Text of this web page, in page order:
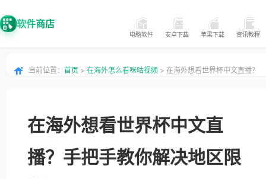
软件商店
电脑软件 安卓下载 苹果下载 资讯教程
当前位置： 首页 > 在海外怎么看咪咕视频 > 在海外想看世界杯中文直播？
在海外想看世界杯中文直
播？手把手教你解决地区限